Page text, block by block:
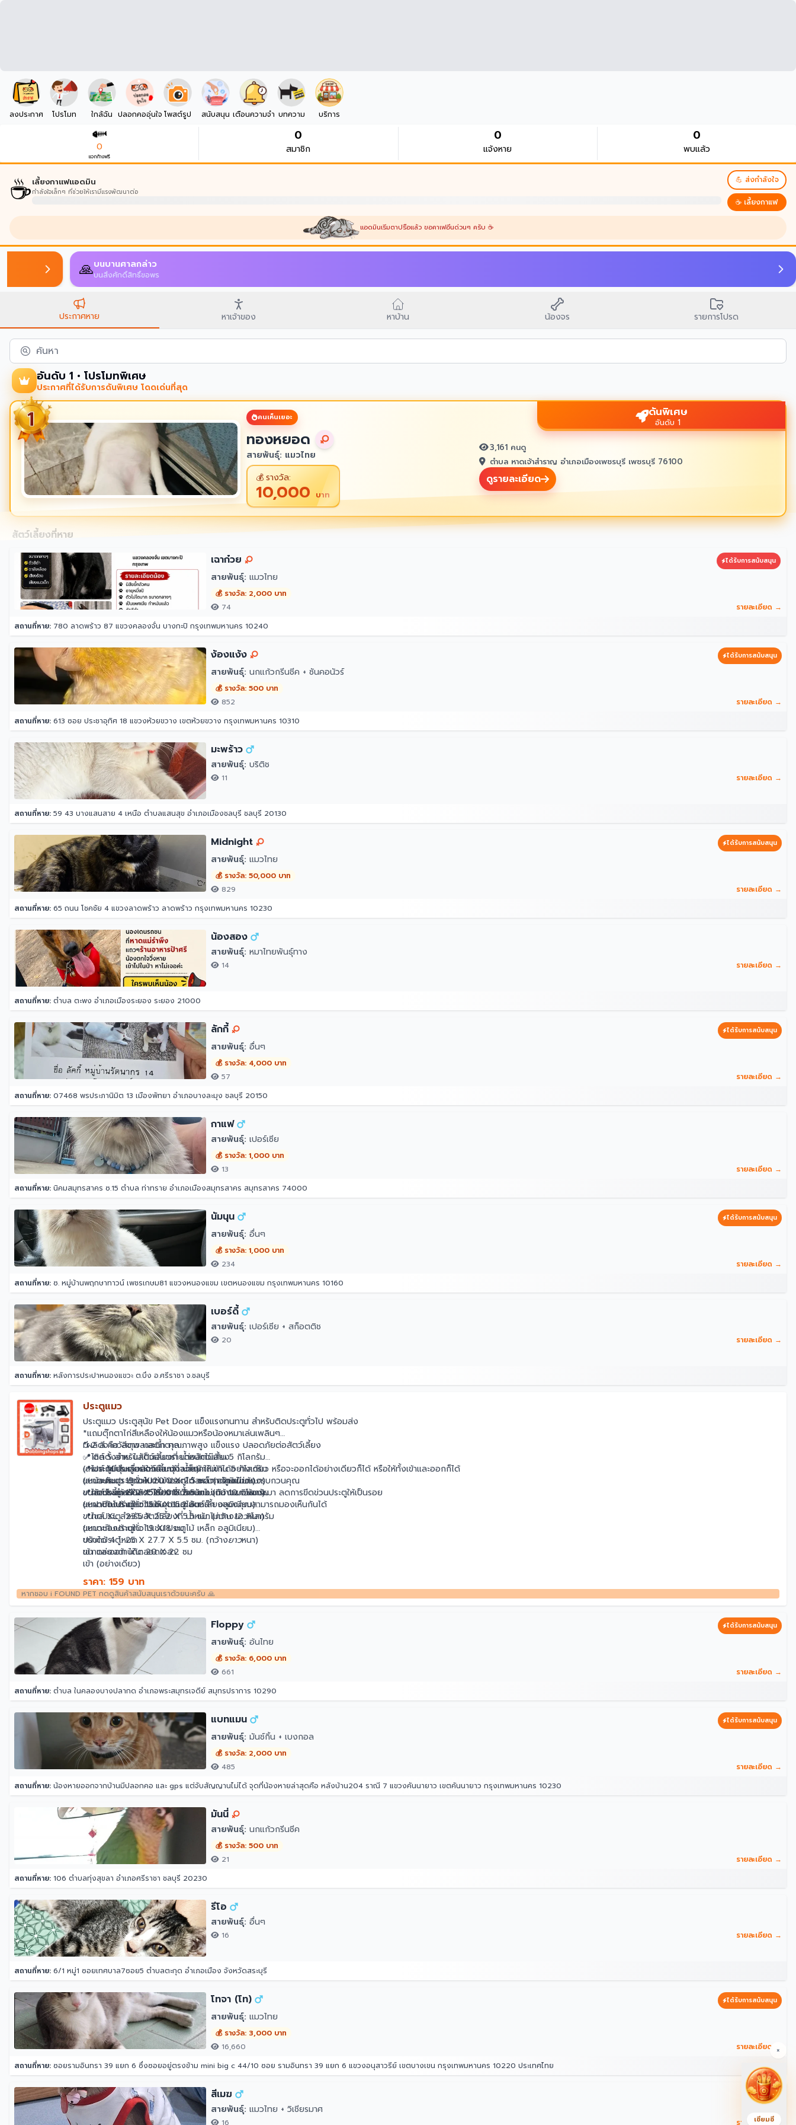
ลงประกาศ โปรโมท ใกล้ฉัน ปลอกคออุ่นใจ โพสต์รูป สนับสนุน เตือนความจำ บทความ บริการ
0
แจกก้างฟรี
0
สมาชิก
0
แจ้งหาย
0
พบแล้ว
☕เลี้ยงกาแฟแอดมิน
กำลังใจเล็กๆ ที่ช่วยให้เรามีแรงพัฒนาต่อ
💪 ส่งกำลังใจ
☕ เลี้ยงกาแฟ
แอดมินเริ่มตาปรือแล้ว ขอคาเฟอีนด่วนๆ ครับ ☕
ประกาศหาย หาเจ้าของ หาบ้าน น้องจร รายการโปรด
ค้นหา
อันดับ 1 • โปรโมทพิเศษ
ประกาศที่ได้รับการดันพิเศษ โดดเด่นที่สุด
คนเห็นเยอะ
ทองหยอด
สายพันธุ์: แมวไทย
💰 รางวัล:
10,000 บาท
ดันพิเศษ
อันดับ 1
3,161 คนดู
ตำบล หาดเจ้าสำราญ อำเภอเมืองเพชรบุรี เพชรบุรี 76100
ดูรายละเอียด
สัตว์เลี้ยงที่หาย
เฉาก๋วย
ได้รับการสนับสนุน
สายพันธุ์: แมวไทย
💰 รางวัล: 2,000 บาท
74
รายละเอียด →
สถานที่หาย: 780 ลาดพร้าว 87 แขวงคลองจั่น บางกะปิ กรุงเทพมหานคร 10240
ง้องแง้ง ได้รับการสนับสนุน
สายพันธุ์: นกแก้วกรีนชีค + ซันคอนัวร์
💰 รางวัล: 500 บาท
852
รายละเอียด →
สถานที่หาย: 613 ซอย ประชาอุทิศ 18 แขวงห้วยขวาง เขตห้วยขวาง กรุงเทพมหานคร 10310
มะพร้าว
สายพันธุ์: บริติช
11 รายละเอียด →
สถานที่หาย: 59 43 บางแสนสาย 4 เหนือ ตำบลแสนสุข อำเภอเมืองชลบุรี ชลบุรี 20130
Midnight ได้รับการสนับสนุน
สายพันธุ์: แมวไทย
💰 รางวัล: 50,000 บาท
829
รายละเอียด →
สถานที่หาย: 65 ถนน โชคชัย 4 แขวงลาดพร้าว ลาดพร้าว กรุงเทพมหานคร 10230
น้องสอง
สายพันธุ์: หมาไทยพันธุ์ทาง
14 รายละเอียด →
สถานที่หาย: ตำบล ตะพง อำเภอเมืองระยอง ระยอง 21000
ลักกี้ ได้รับการสนับสนุน
สายพันธุ์: อื่นๆ
💰 รางวัล: 4,000 บาท
57
รายละเอียด →
สถานที่หาย: 07468 พรประภานิมิต 13 เมืองพัทยา อำเภอบางละมุง ชลบุรี 20150
กาแฟ
สายพันธุ์: เปอร์เซีย
💰 รางวัล: 1,000 บาท
13
รายละเอียด →
สถานที่หาย: นิคมสมุทรสาคร ซ.15 ตำบล ท่าทราย อำเภอเมืองสมุทรสาคร สมุทรสาคร 74000
นัมนุน ได้รับการสนับสนุน
สายพันธุ์: อื่นๆ
💰 รางวัล: 1,000 บาท
234
รายละเอียด →
สถานที่หาย: ซ. หมู่บ้านพฤกษาทาวน์ เพชรเกษม81 แขวงหนองแขม เขตหนองแขม กรุงเทพมหานคร 10160
เบอร์ดี้
สายพันธุ์: เปอร์เซีย + สก็อตติช
20 รายละเอียด →
สถานที่หาย: หลังการประปาหนองแขวะ ต.บึง อ.ศรีราชา จ.ชลบุรี
ประตูแมว
ประตูแมว ประตูสุนัข Pet Door แข็งแรงทนทาน สำหรับติดประตูทั่วไป พร้อมส่ง
*แถมตุ๊กตาไก่สีเหลืองให้น้องแมวหรือน้องหมาเล่นเพลินๆ
*ผลิตจากวัสดุพลาสติก คุณภาพสูง แข็งแรง ปลอดภัยต่อสัตว์เลี้ยง
✅ ติดตั้งง่าย ไม่เป็นอันตรายต่อสัตว์เลี้ยง
✅ ประตูมีปุ่มเลื่อนให้เลือกว่าจะล็อคให้เข้าได้อย่างเดียว หรือจะออกได้อย่างเดียวก็ได้ หรือให้ทั้งเข้าและออกก็ได้
✅ น้องแมว น้องหมา เข้าออกได้สะดวก โดยไม่ต้องรบกวนคุณ
✅ สัตว์เลี้ยงมีอิสระ ไร้ความกังวลของน้องแมวน้องหมา ลดการขีดข่วนประตูให้เป็นรอย
✅ ฝาปิดโปร่งใสช่วยให้คุณและสัตว์เลี้ยงของคุณสามารถมองเห็นกันได้
มี 2 สี คือ สีขาว และน้ำตาล
📍ไซส์ S สำหรับสัตว์เลี้ยงที่ น้ำหนักไม่เกิน 5 กิโลกรัม
(เหมาะกับประตูกระจกและมุ้งลวด)
ขนาดประตู: 19.2 X 20.0 X 2.5 ซม. (กว้างยาวหนา)
ขนาดช่องด้านใน: 15.6 X 15.2 ซม
📍ไซส์ M สำหรับสัตว์เลี้ยงที่ น้ำหนักไม่เกิน 5 กิโลกรัม
(เหมาะกับประตูทั่วไปเช่น ประตูไม้ เหล็ก อลูมิเนียม)
ขนาดประตู: 19.2 X 20.0 X 5.5 ซม. (กว้างยาวหนา)
ขนาดช่องด้านใน: 15.6 X 15.2 ซม.
📍ไซส์ L สำหรับสัตว์เลี้ยงที่ น้ำหนักไม่เกิน 10 กิโลกรัม
(เหมาะกับประตูทั่วไปเช่น ประตูไม้ เหล็ก อลูมิเนียม)
ขนาดประตู: 23.5 X 25.2 X 5.5 ซม. (กว้างยาวหนา)
ขนาดช่องด้านใน: 19 X18 ซม.
📍ไซส์ XL สำหรับสัตว์เลี้ยงที่ น้ำหนักไม่เกิน 12 กิโลกรัม
(เหมาะกับประตูทั่วไปเช่น ประตูไม้ เหล็ก อลูมิเนียม)
ขนาดประตู: 25 X 27.7 X 5.5 ซม. (กว้างยาวหนา)
ขนาดช่องด้านใน: 20 X 22 ซม
ปรับได้ 4 โหมด
เข้า และออก ได้ตลอดเวลา.
เข้า (อย่างเดียว)
ออก (อย่างเดียว)
ปิด (ห้ามเข้า/ออก)
ราคา: 159 บาท
หากชอบ i FOUND PET กดดูสินค้าสนับสนุนเราด้วยนะครับ 🙏
Floppy ได้รับการสนับสนุน
สายพันธุ์: อ้นไทย
💰 รางวัล: 6,000 บาท
661
รายละเอียด →
สถานที่หาย: ตำบล ในคลองบางปลากด อำเภอพระสมุทรเจดีย์ สมุทรปราการ 10290
แบทแมน ได้รับการสนับสนุน
สายพันธุ์: มันช์กิ้น + เบงกอล
💰 รางวัล: 2,000 บาท
485
รายละเอียด →
สถานที่หาย: น้องหายออกจากบ้านมีปลอกคอ และ gps แต่จับสัญญานไม่ได้ จุดที่น้องหายล่าสุดคือ หลังบ้าน204 ราณี 7 แขวงคันนายาว เขตคันนายาว กรุงเทพมหานคร 10230
มันนี่
สายพันธุ์: นกแก้วกรีนชีค
💰 รางวัล: 500 บาท
21
รายละเอียด →
สถานที่หาย: 106 ตำบลทุ่งสุขลา อำเภอศรีราชา ชลบุรี 20230
รีโอ
สายพันธุ์: อื่นๆ
16 รายละเอียด →
สถานที่หาย: 6/1 หมู่1 ซอยเทศบาล7ซอย5 ตำบลตะกุด อำเภอเมือง จังหวัดสระบุรี
โทจา (โท) ได้รับการสนับสนุน
สายพันธุ์: แมวไทย
💰 รางวัล: 3,000 บาท
16,660
รายละเอียด →
สถานที่หาย: ซอยรามอินทรา 39 แยก 6 ซึ่งซอยอยู่ตรงข้าม mini big c 44/10 ซอย รามอินทรา 39 แยก 6 แขวงอนุสาวรีย์ เขตบางเขน กรุงเทพมหานคร 10220 ประเทศไทย
สีเมฆ
สายพันธุ์: แมวไทย + วิเชียรมาศ
16 รายละเอียด →
×
เซียมซี